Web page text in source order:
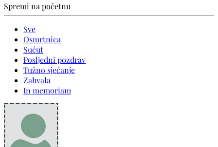
Spremi na početnu
Sve
Osmrtnica
Sućut
Posljedni pozdrav
Tužno sjećanje
Zahvala
In memoriam